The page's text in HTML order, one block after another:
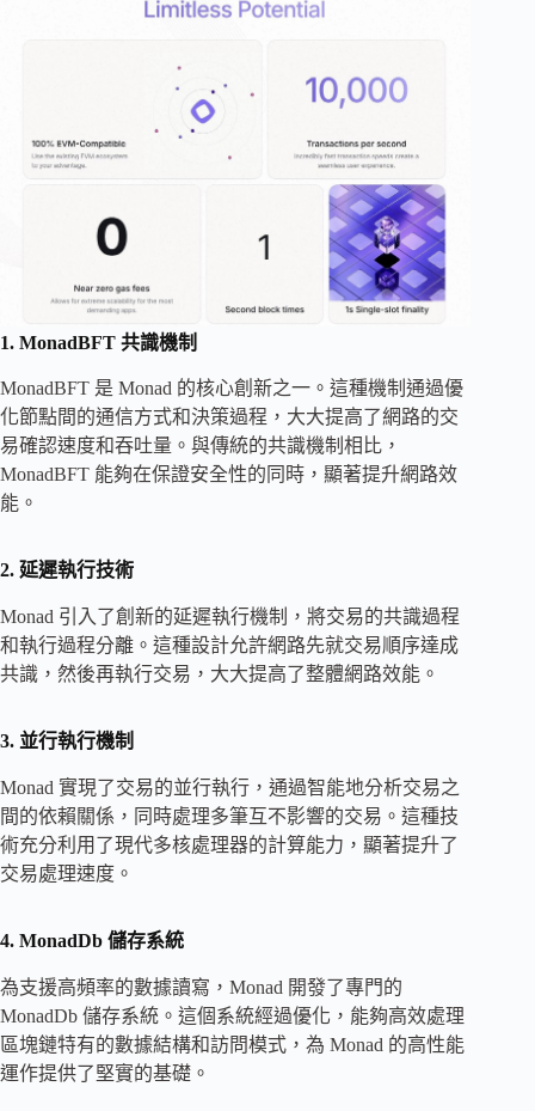
1. MonadBFT 共識機制
MonadBFT 是 Monad 的核心創新之一。這種機制通過優
化節點間的通信方式和決策過程，大大提高了網路的交
易確認速度和吞吐量。與傳統的共識機制相比，
MonadBFT 能夠在保證安全性的同時，顯著提升網路效
能。
2. 延遲執行技術
Monad 引入了創新的延遲執行機制，將交易的共識過程
和執行過程分離。這種設計允許網路先就交易順序達成
共識，然後再執行交易，大大提高了整體網路效能。
3. 並行執行機制
Monad 實現了交易的並行執行，通過智能地分析交易之
間的依賴關係，同時處理多筆互不影響的交易。這種技
術充分利用了現代多核處理器的計算能力，顯著提升了
交易處理速度。
4. MonadDb 儲存系統
為支援高頻率的數據讀寫，Monad 開發了專門的
MonadDb 儲存系統。這個系統經過優化，能夠高效處理
區塊鏈特有的數據結構和訪問模式，為 Monad 的高性能
運作提供了堅實的基礎。